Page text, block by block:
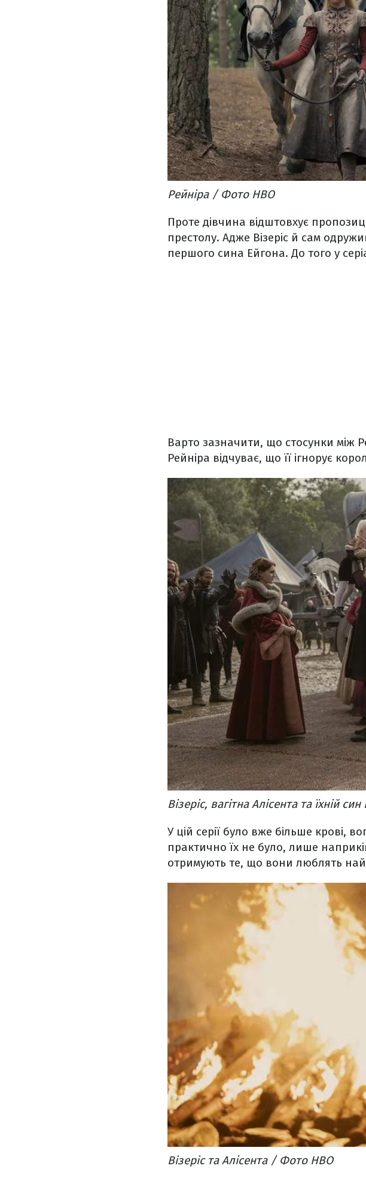
Рейніра / Фото HBO
Проте дівчина відштовхує
престолу. Адже Візеріс й сам
першого сина Ейгона. До того у
Варто зазначити, що стосунки між
Рейніра відчуває, що її ігнорує
Візеріс, вагітна Алісента та їхній
У цій серії було вже більше крові,
практично їх не було, лише
отримують те, що вони люблять
Візеріс та Алісента / Фото HBO